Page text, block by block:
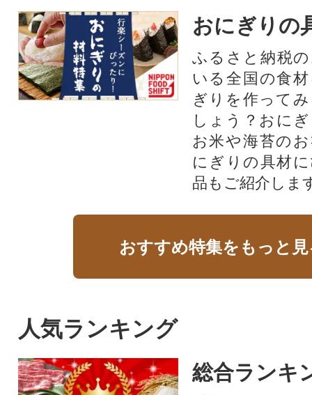
おにぎりの
ふるさと納税
いる全国の食
ぎりを作って
しょう？おに
お米や海苔の
にぎりの具材
品もご紹介しま
おすすめ特集をもっと
人気ランキング
総合ランキ